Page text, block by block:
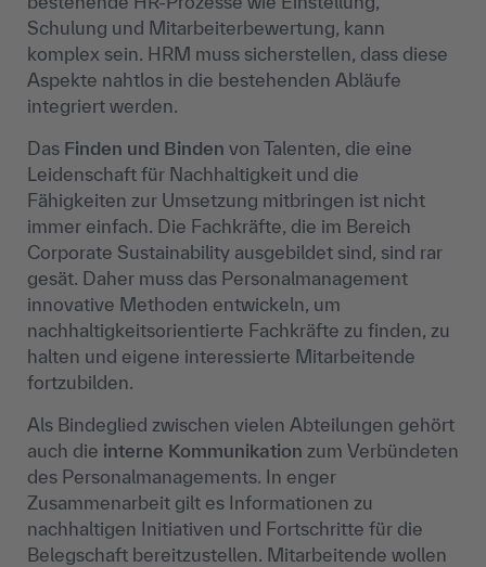
Schulung und Mitarbeiterbewertung, kann
komplex sein. HRM muss sicherstellen, dass diese
Aspekte nahtlos in die bestehenden Abläufe
integriert werden.
Das Finden und Binden von Talenten, die eine
Leidenschaft für Nachhaltigkeit und die
Fähigkeiten zur Umsetzung mitbringen ist nicht
immer einfach. Die Fachkräfte, die im Bereich
Corporate Sustainability ausgebildet sind, sind rar
gesät. Daher muss das Personalmanagement
innovative Methoden entwickeln, um
nachhaltigkeitsorientierte Fachkräfte zu finden, zu
halten und eigene interessierte Mitarbeitende
fortzubilden.
Als Bindeglied zwischen vielen Abteilungen gehört
auch die interne Kommunikation zum Verbündeten
des Personalmanagements. In enger
Zusammenarbeit gilt es Informationen zu
nachhaltigen Initiativen und Fortschritte für die
Belegschaft bereitzustellen. Mitarbeitende wollen